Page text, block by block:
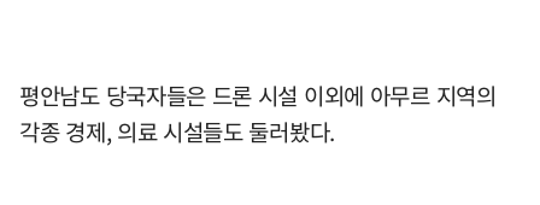
평안남도 당국자들은 드론 시설 이외에 아무르 지역의
각종 경제, 의료 시설들도 둘러봤다.